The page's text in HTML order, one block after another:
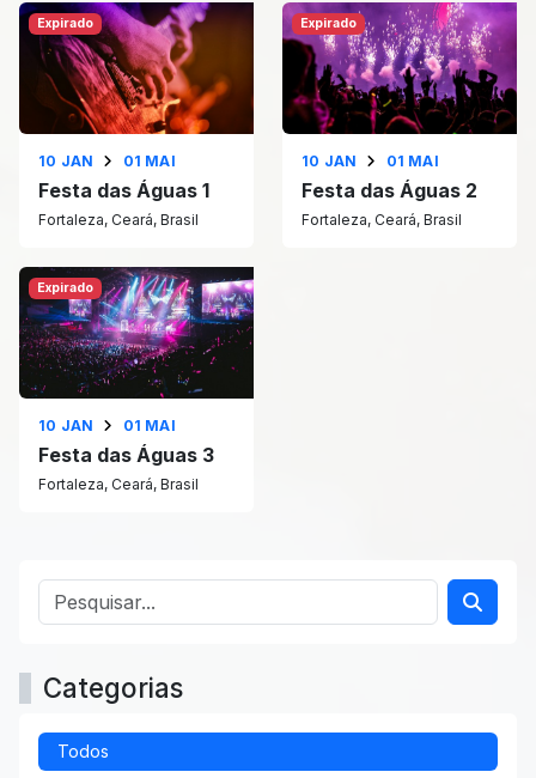
10 JAN 01 MAI
Festa das Águas 1
Fortaleza, Ceará, Brasil
Expirado
10 JAN 01 MAI
Festa das Águas 2
Fortaleza, Ceará, Brasil
Expirado
10 JAN 01 MAI
Festa das Águas 3
Fortaleza, Ceará, Brasil
Expirado
Categorias
Todos